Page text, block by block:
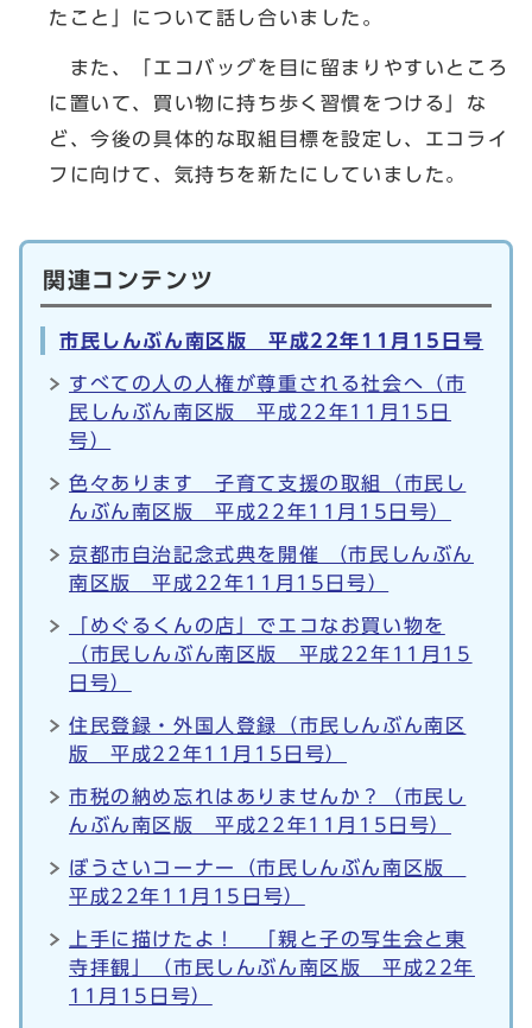
たこと」について話し合いました。
また、「エコバッグを目に留まりやすいところ
に置いて、買い物に持ち歩く習慣をつける」な
ど、今後の具体的な取組目標を設定し、エコライ
フに向けて、気持ちを新たにしていました。
関連コンテンツ
市民しんぶん南区版 平成22年11月15日号
すべての人の人権が尊重される社会へ（市
民しんぶん南区版 平成22年11月15日
号）
色々あります 子育て支援の取組（市民し
んぶん南区版 平成22年11月15日号）
京都市自治記念式典を開催 （市民しんぶん
南区版 平成22年11月15日号）
「めぐるくんの店」でエコなお買い物を
（市民しんぶん南区版 平成22年11月15
日号）
住民登録・外国人登録（市民しんぶん南区
版 平成22年11月15日号）
市税の納め忘れはありませんか？（市民し
んぶん南区版 平成22年11月15日号）
ぼうさいコーナー（市民しんぶん南区版
平成22年11月15日号）
上手に描けたよ！ 「親と子の写生会と東
寺拝観」（市民しんぶん南区版 平成22年
11月15日号）